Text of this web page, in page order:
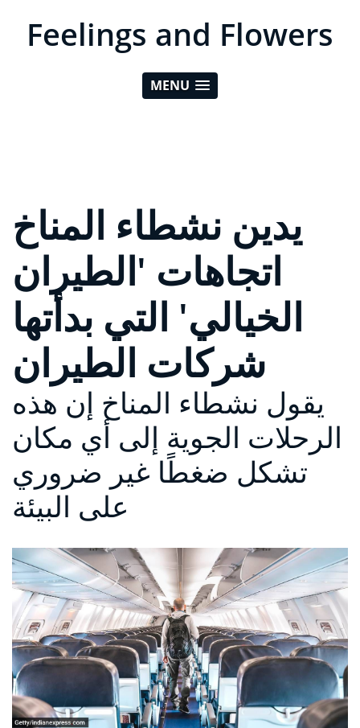
Feelings and Flowers
MENU
يدين نشطاء المناخ
اتجاهات 'الطيران
الخيالي' التي بدأتها
شركات الطيران
يقول نشطاء المناخ إن هذه
الرحلات الجوية إلى أي مكان
تشكل ضغطًا غير ضروري
على البيئة